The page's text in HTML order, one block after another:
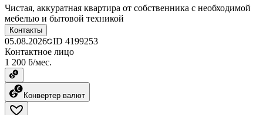
Чистая, аккуратная квартира от собственника с необходимой
мебелью и бытовой техникой
Контакты
05.08.2026 ID 4199253
Контактное лицо
1 200 ƃ/мес.
Конвертер валют